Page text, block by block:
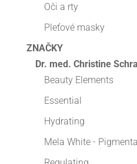
Oči a rty
Pleťové masky
ZNAČKY
Dr. med. Christine
Beauty Elements
Essential
Hydrating
Mela White -